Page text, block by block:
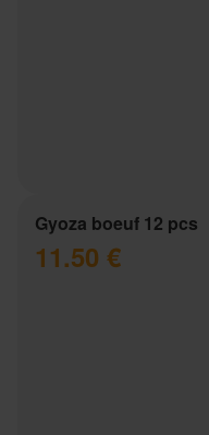
Gyoza boeuf 12 pcs
11.50 €